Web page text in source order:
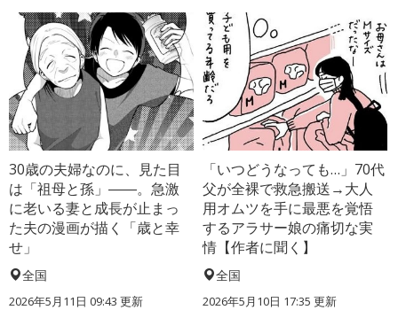
30歳の夫婦なのに、見た目
は「祖母と孫」――。急激
に老いる妻と成長が止まっ
た夫の漫画が描く「歳と幸
せ」
全国
2026年5月11日 09:43 更新
「いつどうなっても…」70代
父が全裸で救急搬送→大人
用オムツを手に最悪を覚悟
するアラサー娘の痛切な実
情【作者に聞く】
全国
2026年5月10日 17:35 更新